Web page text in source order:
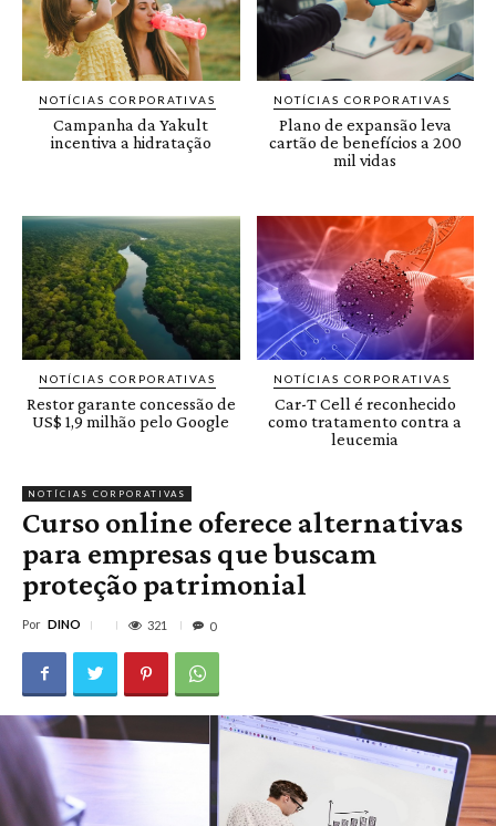
NOTÍCIAS CORPORATIVAS
Campanha da Yakult
incentiva a hidratação
NOTÍCIAS CORPORATIVAS
Plano de expansão leva
cartão de benefícios a 200
mil vidas
NOTÍCIAS CORPORATIVAS
Restor garante concessão de
US$ 1,9 milhão pelo Google
NOTÍCIAS CORPORATIVAS
Car-T Cell é reconhecido
como tratamento contra a
leucemia